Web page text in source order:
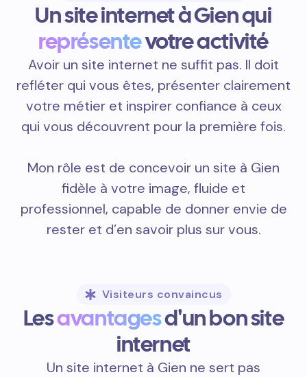
Un site internet à Gien qui
représentevotre activité
Avoir un site internet ne suffit pas. Il doit
refléter qui vous êtes, présenter clairement
votre métier et inspirer confiance à ceux
qui vous découvrent pour la première fois.
Mon rôle est de concevoir un site à Gien
fidèle à votre image, fluide et
professionnel, capable de donner envie de
rester et d’en savoir plus sur vous.
Visiteurs convaincus
Lesavantagesd'un bon site
internet
Un site internet à Gien ne sert pas